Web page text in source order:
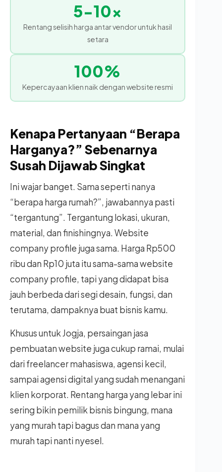
5-10x
Rentang selisih harga antar vendor untuk hasil
setara
100%
Kepercayaan klien naik dengan website resmi
Kenapa Pertanyaan “Berapa
Harganya?” Sebenarnya
Susah Dijawab Singkat
Ini wajar banget. Sama seperti nanya
“berapa harga rumah?”, jawabannya pasti
“tergantung”. Tergantung lokasi, ukuran,
material, dan finishingnya. Website
company profile juga sama. Harga Rp500
ribu dan Rp10 juta itu sama-sama website
company profile, tapi yang didapat bisa
jauh berbeda dari segi desain, fungsi, dan
terutama, dampaknya buat bisnis kamu.
Khusus untuk Jogja, persaingan jasa
pembuatan website juga cukup ramai, mulai
dari freelancer mahasiswa, agensi kecil,
sampai agensi digital yang sudah menangani
klien korporat. Rentang harga yang lebar ini
sering bikin pemilik bisnis bingung, mana
yang murah tapi bagus dan mana yang
murah tapi nanti nyesel.